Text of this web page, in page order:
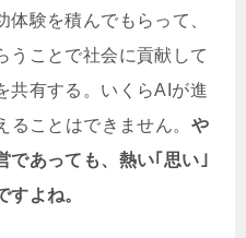
験を積んでもらって、
うことで社会に貢献して
共有する。いくらAIが進
ることはできません。 や
であっても、熱い｢思い｣
よね。